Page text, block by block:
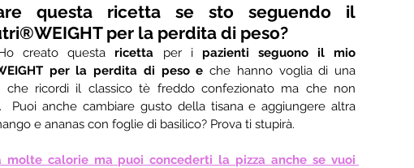
questa ricetta se sto seguendo il
per la perdita di peso?
creato questa ricetta per i pazienti seguono il mio
per la perdita di peso e che hanno voglia di una
che ricordi il classico tè freddo confezionato ma che non
Puoi anche cambiare gusto della tisana e aggiungere altra
e ananas con foglie di basilico? Prova ti stupirà.
molte calorie ma puoi concederti la pizza anche se vuoi